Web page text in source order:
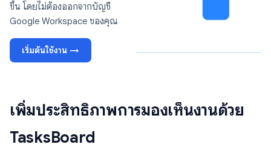
ขึ้น โดยไม่ต้องออกจากบัญชี
Google Workspace ของคุณ
เริ่มต้นใช้งาน →
เพิ่มประสิทธิภาพการมองเห็นงานด้วย
TasksBoard